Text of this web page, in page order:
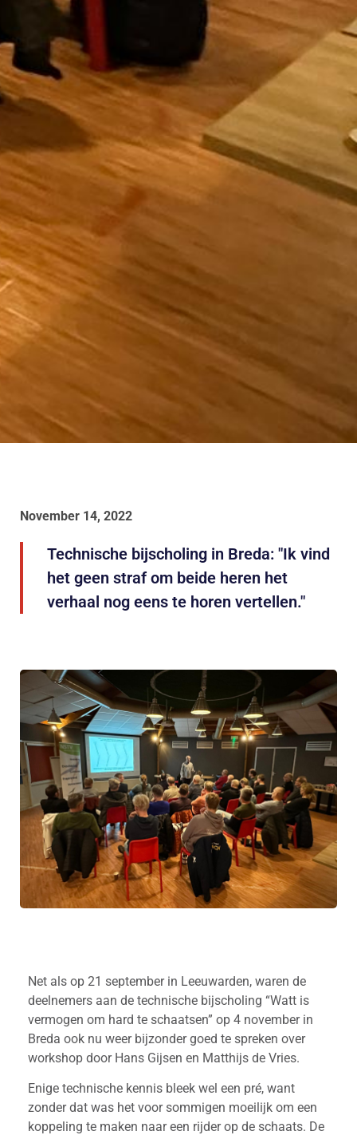
November 14, 2022
Technische bijscholing in Breda: "Ik vind
het geen straf om beide heren het
verhaal nog eens te horen vertellen."
Net als op 21 september in Leeuwarden, waren de
deelnemers aan de technische bijscholing “Watt is
vermogen om hard te schaatsen” op 4 november in
Breda ook nu weer bijzonder goed te spreken over
workshop door Hans Gijsen en Matthijs de Vries.
Enige technische kennis bleek wel een pré, want
zonder dat was het voor sommigen moeilijk om een
koppeling te maken naar een rijder op de schaats. De